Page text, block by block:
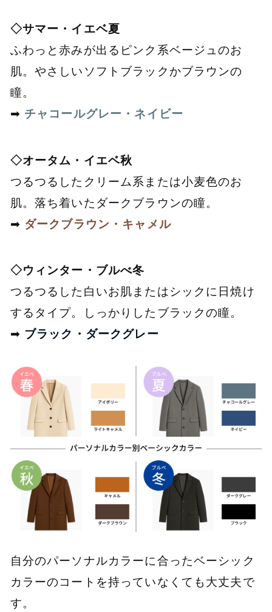
◇サマー・イエベ夏
ふわっと赤みが出るピンク系ベージュのお
肌。やさしいソフトブラックかブラウンの
瞳。
➡ チャコールグレー・ネイビー
◇オータム・イエベ秋
つるつるしたクリーム系または小麦色のお
肌。落ち着いたダークブラウンの瞳。
➡ ダークブラウン・キャメル
◇ウィンター・ブルべ冬
つるつるした白いお肌またはシックに日焼け
するタイプ。しっかりしたブラックの瞳。
➡ ブラック・ダークグレー
自分のパーソナルカラーに合ったベーシック
カラーのコートを持っていなくても大丈夫で
す。